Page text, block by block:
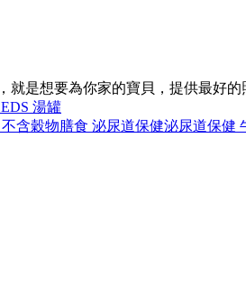
是想要為你家的寶貝，提供最好的
湯罐
含穀物膳食 泌尿道保健泌尿道保健